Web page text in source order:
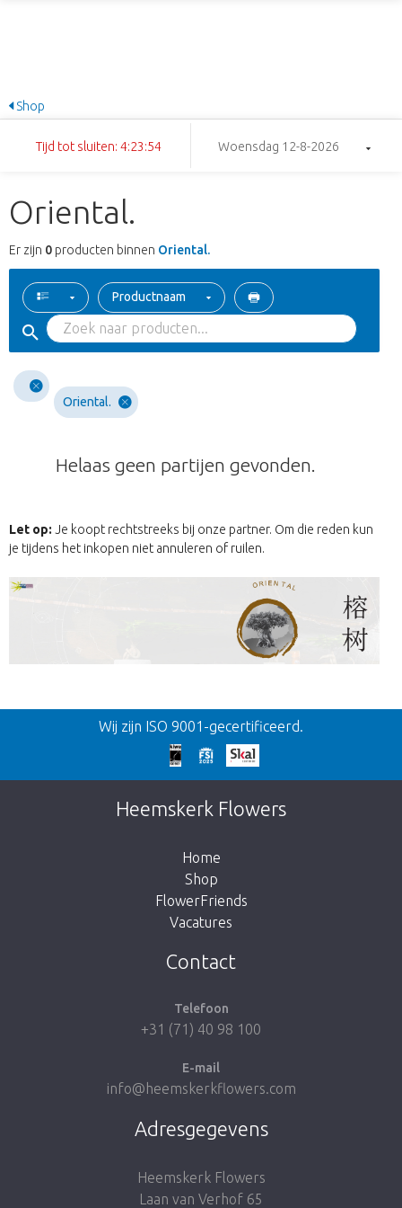
Shop
Tijd tot sluiten: 4:23:54 Woensdag 12-8-2026
Oriental.
Er zijn 0 producten binnen Oriental.
Productnaam
Oriental.
Helaas geen partijen gevonden.
Let op: Je koopt rechtstreeks bij onze partner. Om die reden kun
je tijdens het inkopen niet annuleren of ruilen.
Terug
Te laat!
Dit artikel is helaas uitverkocht. Klik op de
knop hieronder om terug te gaan naar de
Breng me naar de shop
Wij zijn ISO 9001-gecertificeerd.
Heemskerk Flowers
Home
Shop
FlowerFriends
Vacatures
Contact
Telefoon
+31 (71) 40 98 100
E-mail
info@heemskerkflowers.com
Adresgegevens
Heemskerk Flowers
Laan van Verhof 65